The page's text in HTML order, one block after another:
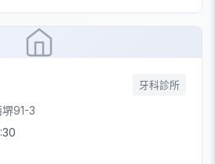
牙科診所
91-3